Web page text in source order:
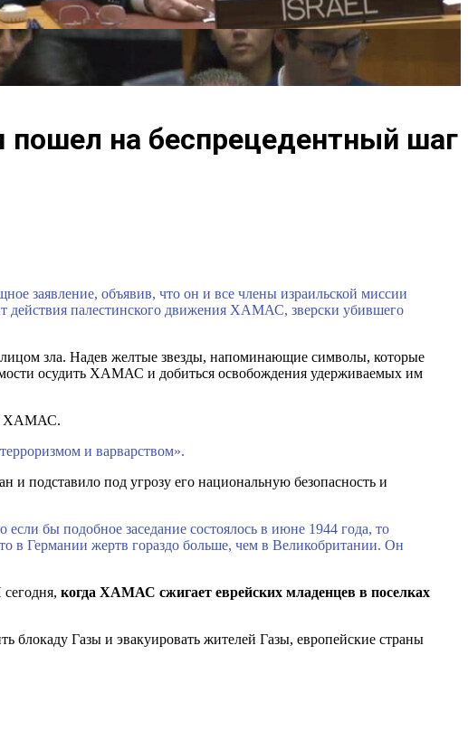
на беспрецедентный шаг
заявление, объявив, что он и все члены израильской миссии
действия палестинского движения ХАМАС, зверски убившего
зла. Надев желтые звезды, напоминающие символы, которые
осудить ХАМАС и добиться освобождения удерживаемых им
с ХАМАС.
и варварством».
и подставило под угрозу его национальную безопасность и
бы подобное заседание состоялось в июне 1944 года, то
в Германии жертв гораздо больше, чем в Великобритании. Он
когда ХАМАС сжигает еврейских младенцев в поселках
Газы и эвакуировать жителей Газы, европейские страны